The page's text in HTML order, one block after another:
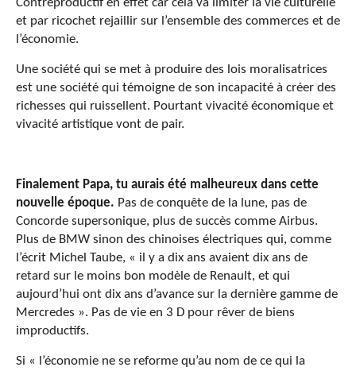
et par ricochet rejaillir sur l’ensemble des commerces et de
l’économie.
Une société qui se met à produire des lois moralisatrices
est une société qui témoigne de son incapacité à créer des
richesses qui ruissellent. Pourtant vivacité économique et
vivacité artistique vont de pair.
Finalement Papa, tu aurais été malheureux dans cette
nouvelle époque. Pas de conquête de la lune, pas de
Concorde supersonique, plus de succès comme Airbus.
Plus de BMW sinon des chinoises électriques qui, comme
l’écrit Michel Taube, « il y a dix ans avaient dix ans de
retard sur le moins bon modèle de Renault, et qui
aujourd’hui ont dix ans d’avance sur la dernière gamme de
Mercredes ». Pas de vie en 3 D pour rêver de biens
improductifs.
Si « l’économie ne se reforme qu’au nom de ce qui la